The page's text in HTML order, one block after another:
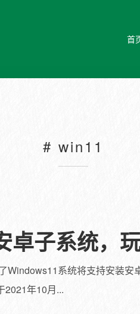
首
# win11
卓子系统，
系统将支持安装安
2021年10月...